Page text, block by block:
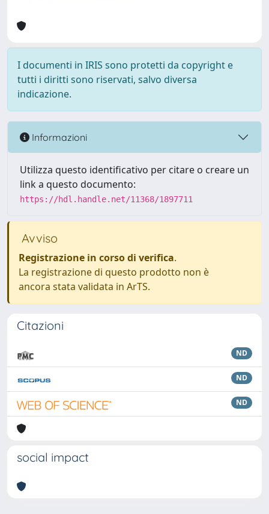
I documenti in IRIS sono protetti da copyright e
tutti i diritti sono riservati, salvo diversa
indicazione.
Informazioni
Utilizza questo identificativo per citare o creare un
link a questo documento:
https://hdl.handle.net/11368/1897711
Avviso
Registrazione in corso di verifica.
La registrazione di questo prodotto non è
ancora stata validata in ArTS.
Citazioni
ND
ND
ND
social impact